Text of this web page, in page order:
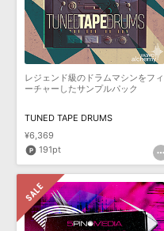
レジェンド級のドラムマシンをフィ
ーチャーしたサンプルパック
TUNED TAPE DRUMS
¥6,369
191pt